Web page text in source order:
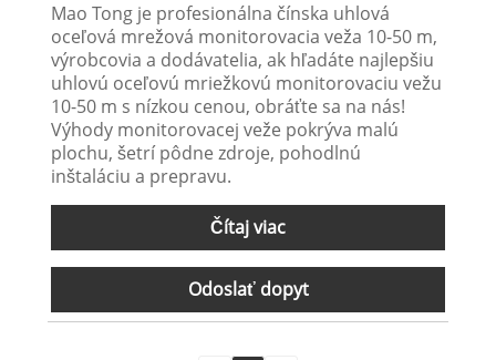
Mao Tong je profesionálna čínska uhlová
oceľová mrežová monitorovacia veža 10-50 m,
výrobcovia a dodávatelia, ak hľadáte najlepšiu
uhlovú oceľovú mriežkovú monitorovaciu vežu
10-50 m s nízkou cenou, obráťte sa na nás!
Výhody monitorovacej veže pokrýva malú
plochu, šetrí pôdne zdroje, pohodlnú
inštaláciu a prepravu.
Čítaj viac
Odoslať dopyt